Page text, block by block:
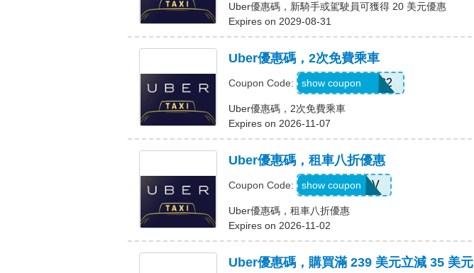
Uber優惠碼，新騎手或駕駛員可獲得 20 美元優惠
Expires on 2029-08-31
Uber優惠碼，2次免費乘車
Coupon Code: MARRIO510382
show coupon
Uber優惠碼，2次免費乘車
Expires on 2026-11-07
Uber優惠碼，租車八折優惠
Coupon Code: SIXTWSV
show coupon
Uber優惠碼，租車八折優惠
Expires on 2026-11-02
Uber優惠碼，購買滿 239 美元立減 35 美元